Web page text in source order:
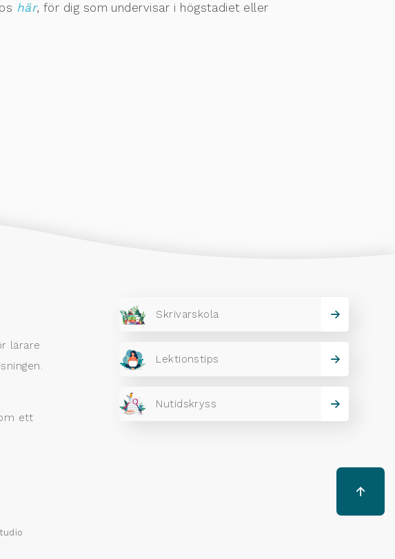
här, för dig som undervisar i högstadiet eller
lärare
ett
Skrivarskola
Lektionstips
Nutidskryss